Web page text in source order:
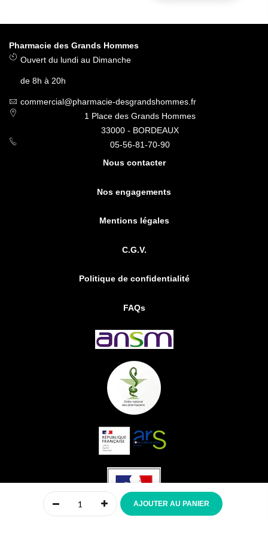
Pharmacie des Grands Hommes
Ouvert du lundi au Dimanche
de 8h à 20h
commercial@pharmacie-desgrandshommes.fr
1 Place des Grands Hommes
33000 - BORDEAUX
05-56-81-70-90
Nous contacter
Nos engagements
Mentions légales
C.G.V.
Politique de confidentialité
FAQs
Accueil Mon panier
AJOUTER AU PANIER